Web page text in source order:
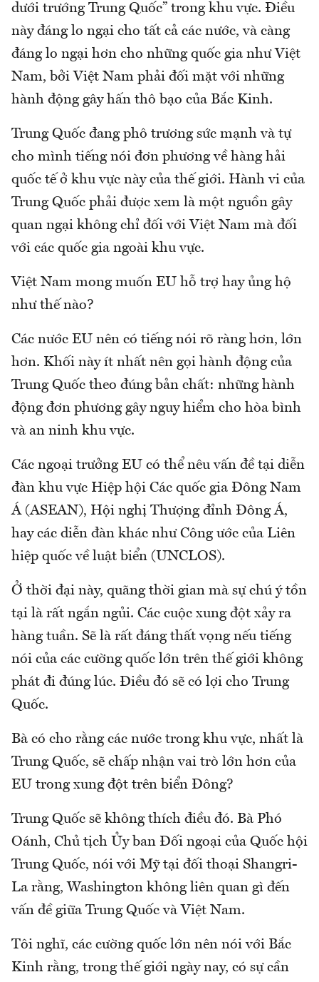
dưới trướng Trung Quốc” trong khu vực. Điều
này đáng lo ngại cho tất cả các nước, và càng
đáng lo ngại hơn cho những quốc gia như Việt
Nam, bởi Việt Nam phải đối mặt với những
hành động gây hấn thô bạo của Bắc Kinh.
Trung Quốc đang phô trương sức mạnh và tự
cho mình tiếng nói đơn phương về hàng hải
quốc tế ở khu vực này của thế giới. Hành vi của
Trung Quốc phải được xem là một nguồn gây
quan ngại không chỉ đối với Việt Nam mà đối
với các quốc gia ngoài khu vực.
Việt Nam mong muốn EU hỗ trợ hay ủng hộ
như thế nào?
Các nước EU nên có tiếng nói rõ ràng hơn, lớn
hơn. Khối này ít nhất nên gọi hành động của
Trung Quốc theo đúng bản chất: những hành
động đơn phương gây nguy hiểm cho hòa bình
và an ninh khu vực.
Các ngoại trưởng EU có thể nêu vấn đề tại diễn
đàn khu vực Hiệp hội Các quốc gia Đông Nam
Á (ASEAN), Hội nghị Thượng đỉnh Đông Á,
hay các diễn đàn khác như Công ước của Liên
hiệp quốc về luật biển (UNCLOS).
Ở thời đại này, quãng thời gian mà sự chú ý tồn
tại là rất ngắn ngủi. Các cuộc xung đột xảy ra
hàng tuần. Sẽ là rất đáng thất vọng nếu tiếng
nói của các cường quốc lớn trên thế giới không
phát đi đúng lúc. Điều đó sẽ có lợi cho Trung
Quốc.
Bà có cho rằng các nước trong khu vực, nhất là
Trung Quốc, sẽ chấp nhận vai trò lớn hơn của
EU trong xung đột trên biển Đông?
Trung Quốc sẽ không thích điều đó. Bà Phó
Oánh, Chủ tịch Ủy ban Đối ngoại của Quốc hội
Trung Quốc, nói với Mỹ tại đối thoại Shangri-
La rằng, Washington không liên quan gì đến
vấn đề giữa Trung Quốc và Việt Nam.
Tôi nghĩ, các cường quốc lớn nên nói với Bắc
Kinh rằng, trong thế giới ngày nay, có sự cần